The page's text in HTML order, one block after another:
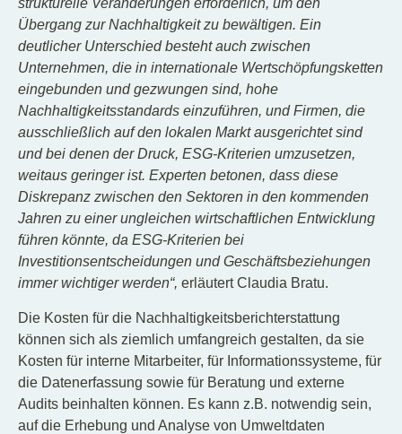
strukturelle Veränderungen erforderlich, um den
Übergang zur Nachhaltigkeit zu bewältigen. Ein
deutlicher Unterschied besteht auch zwischen
Unternehmen, die in internationale Wertschöpfungsketten
eingebunden und gezwungen sind, hohe
Nachhaltigkeitsstandards einzuführen, und Firmen, die
ausschließlich auf den lokalen Markt ausgerichtet sind
und bei denen der Druck, ESG-Kriterien umzusetzen,
weitaus geringer ist. Experten betonen, dass diese
Diskrepanz zwischen den Sektoren in den kommenden
Jahren zu einer ungleichen wirtschaftlichen Entwicklung
führen könnte, da ESG-Kriterien bei
Investitionsentscheidungen und Geschäftsbeziehungen
immer wichtiger werden“, erläutert Claudia Bratu.
Die Kosten für die Nachhaltigkeitsberichterstattung
können sich als ziemlich umfangreich gestalten, da sie
Kosten für interne Mitarbeiter, für Informationssysteme, für
die Datenerfassung sowie für Beratung und externe
Audits beinhalten können. Es kann z.B. notwendig sein,
auf die Erhebung und Analyse von Umweltdaten